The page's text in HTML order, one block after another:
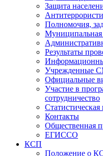
Защита
Полномочия,
Муниципальная
Результаты
Учрежденные
Официальные
Участие в
сотрудничество
Контакты
Общественная
ЕГИССО
КСП
Положение о